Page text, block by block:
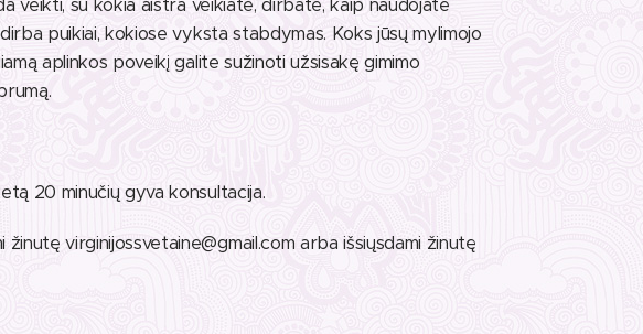
veikti, su kokia aistra veikiate, dirbate, kaip naudojate
puikiai, kokiose vyksta stabdymas. Koks jūsų mylimojo
aplinkos poveikį galite sužinoti užsisakę gimimo
20 minučių gyva konsultacija.
virginijossvetaine@gmail.com arba išsiųsdami žinutę